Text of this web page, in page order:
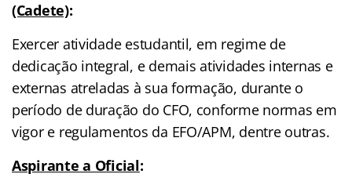
(Cadete):
Exercer atividade estudantil, em regime de
dedicação integral, e demais atividades internas e
externas atreladas à sua formação, durante o
período de duração do CFO, conforme normas em
vigor e regulamentos da EFO/APM, dentre outras.
Aspirante a Oficial: